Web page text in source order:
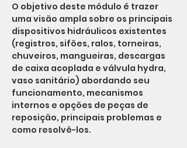
O objetivo deste módulo é trazer
uma visão ampla sobre os principais
dispositivos hidráulicos existentes
(registros, sifões, ralos, torneiras,
chuveiros, mangueiras, descargas
de caixa acoplada e válvula hydra,
vaso sanitário) abordando seu
funcionamento, mecanismos
internos e opções de peças de
reposição, principais problemas e
como resolvê-los.